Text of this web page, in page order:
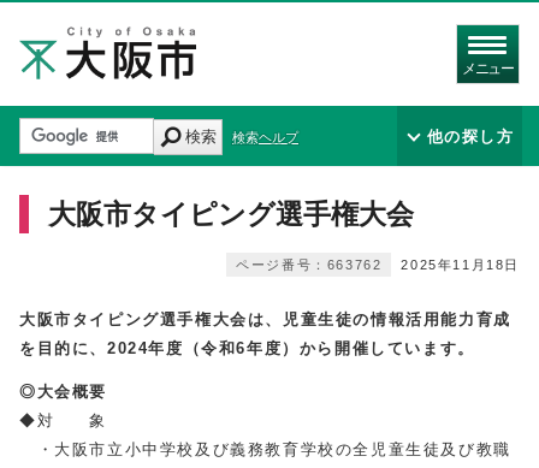
メニュー
検索 検索ヘルプ 他の探し方
大阪市タイピング選手権大会
2025年11月18日
ページ番号：663762
大阪市タイピング選手権大会は、
児童生徒の情報活用能力育成
を目的に、 2024年度（令和6年度）から開催しています。
◎大会概要
◆対 象
・大阪市立小中学校及び義務教育学校の全児童生徒及び教職